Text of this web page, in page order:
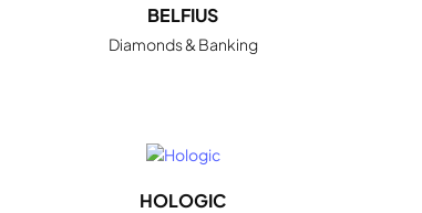
BELFIUS
Diamonds & Banking
HOLOGIC